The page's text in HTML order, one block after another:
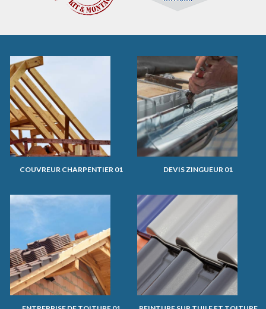
COUVREUR CHARPENTIER 01 DEVIS ZINGUEUR 01